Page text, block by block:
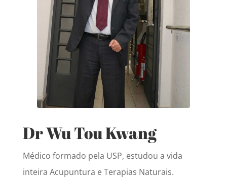
Dr Wu Tou Kwang
Médico formado pela USP, estudou a vida
inteira Acupuntura e Terapias Naturais.